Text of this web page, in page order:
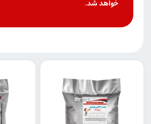
خواهد شد.